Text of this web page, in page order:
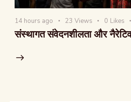
14 hours ago 23 Views 0 Likes
संस्थागत संवेदनशीलता और